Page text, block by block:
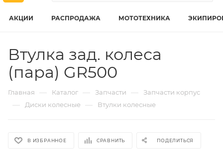
АКЦИИ РАСПРОДАЖА МОТОТЕХНИКА
Втулка зад. колеса
(пара) GR500
Главная — Каталог — Запчасти — Запчасти корпус
— Диски колесные — Втулки колесные
В ИЗБРАННОЕ СРАВНИТЬ ПОДЕЛИТЬСЯ